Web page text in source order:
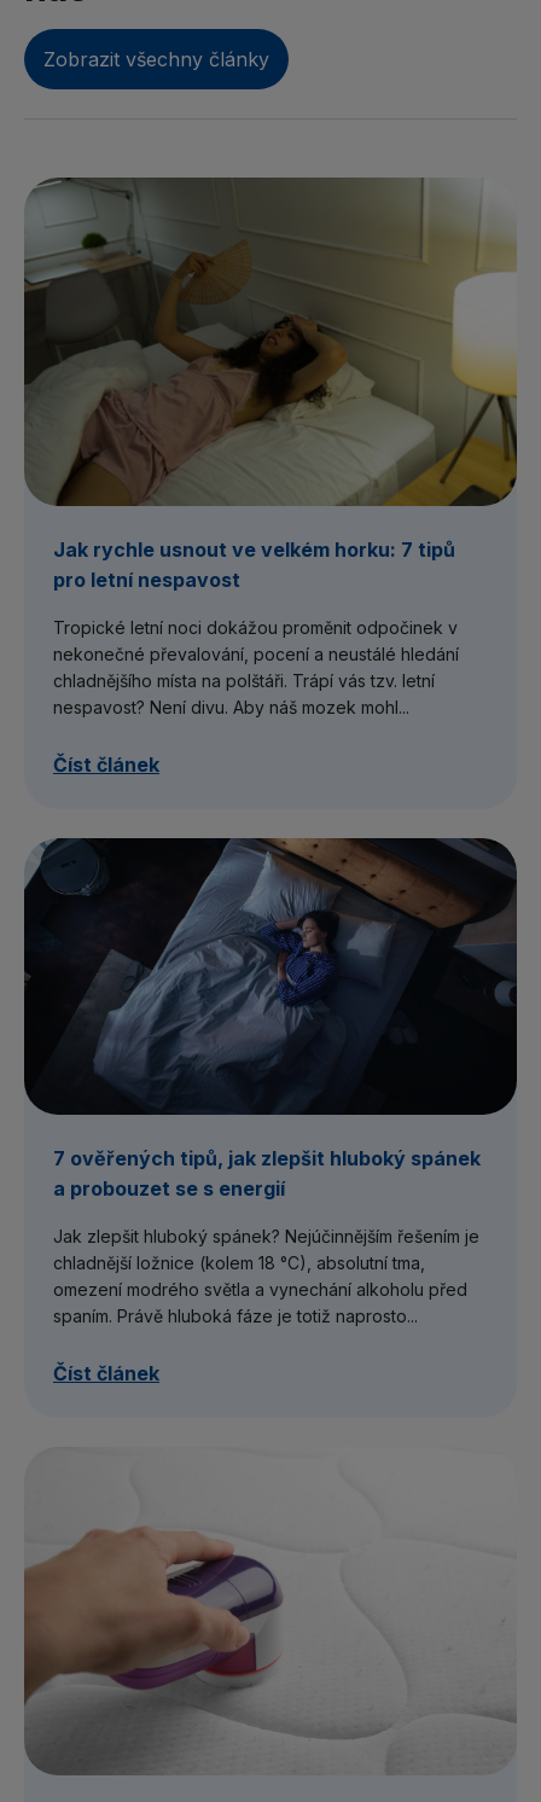
Zobrazit všechny články
Jak rychle usnout ve velkém horku: 7 tipů
pro letní nespavost
Tropické letní noci dokážou proměnit odpočinek v
nekonečné převalování, pocení a neustálé hledání
chladnějšího místa na polštáři. Trápí vás tzv. letní
nespavost? Není divu. Aby náš mozek mohl...
Číst článek
7 ověřených tipů, jak zlepšit hluboký spánek
a probouzet se s energií
Jak zlepšit hluboký spánek? Nejúčinnějším řešením je
chladnější ložnice (kolem 18 °C), absolutní tma,
omezení modrého světla a vynechání alkoholu před
spaním. Právě hluboká fáze je totiž naprosto...
Číst článek